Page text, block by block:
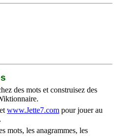
des mots et construisez des
et www.Jette7.com pour jouer au
mots, les anagrammes, les